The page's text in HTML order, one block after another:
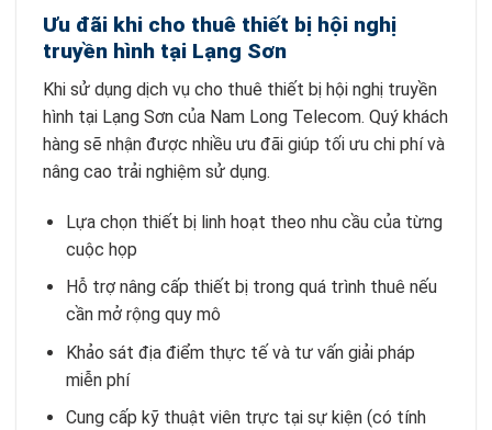
Ưu đãi khi cho thuê thiết bị hội nghị
truyền hình tại Lạng Sơn
Khi sử dụng dịch vụ cho thuê thiết bị hội nghị truyền
hình tại Lạng Sơn của Nam Long Telecom. Quý khách
hàng sẽ nhận được nhiều ưu đãi giúp tối ưu chi phí và
nâng cao trải nghiệm sử dụng.
Lựa chọn thiết bị linh hoạt theo nhu cầu của từng
cuộc họp
Hỗ trợ nâng cấp thiết bị trong quá trình thuê nếu
cần mở rộng quy mô
Khảo sát địa điểm thực tế và tư vấn giải pháp
miễn phí
Cung cấp kỹ thuật viên trực tại sự kiện (có tính